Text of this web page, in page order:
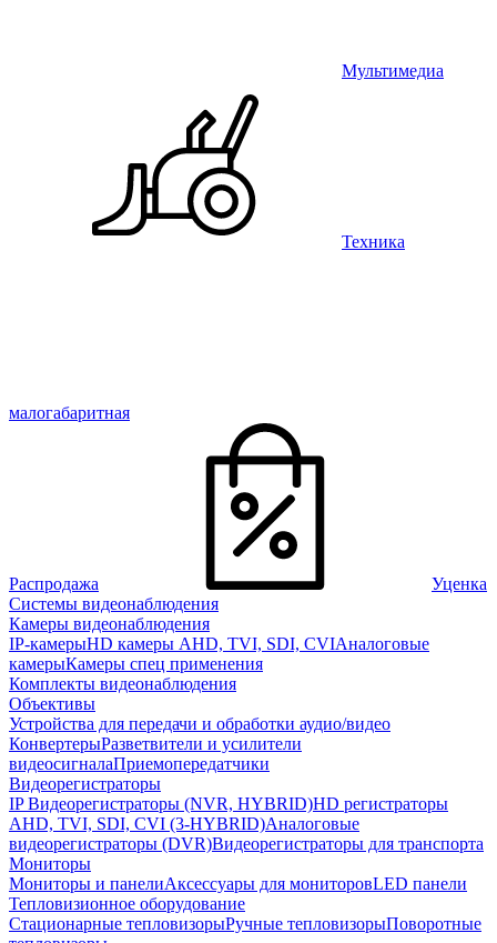
Мультимедиа
Техника
малогабаритная
Распродажа
Уценка
Системы видеонаблюдения
Камеры видеонаблюдения
IP-камерыHD камеры AHD, TVI, SDI, CVIАналоговые
камерыКамеры спец применения
Комплекты видеонаблюдения
Объективы
Устройства для передачи и обработки аудио/видео
КонвертерыРазветвители и усилители
видеосигналаПриемопередатчики
Видеорегистраторы
IP Видеорегистраторы (NVR, HYBRID)HD регистраторы
AHD, TVI, SDI, CVI (3-HYBRID)Аналоговые
видеорегистраторы (DVR)Видеорегистраторы для транспорта
Мониторы
Мониторы и панелиАксессуары для мониторовLED панели
Тепловизионное оборудование
Стационарные тепловизорыРучные тепловизорыПоворотные